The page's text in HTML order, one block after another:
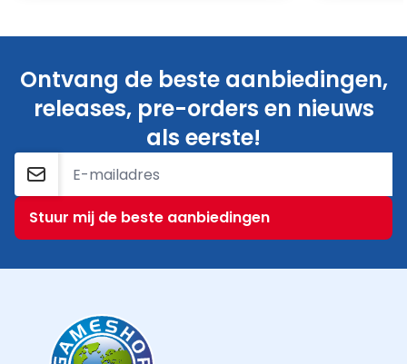
Ontvang de beste aanbiedingen,
releases, pre-orders en nieuws
als eerste!
E-mailadres
Stuur mij de beste aanbiedingen